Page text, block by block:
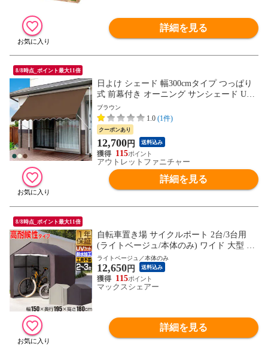
詳細を見る
8/8時点_ポイント最大11倍
日よけ シェード 幅300cmタイプ つっぱり
式 前幕付き オーニング サンシェード UV
カット スクリーン ブラインド 屋外 目隠し
窓 オーニングテント 夏 紫外線 節電 自宅
熱中症対策 エクステリア
ブラウン
1.0 (1件)
クーポンあり
12,700円 送料込み
115
アウトレットファニチャー
詳細を見る
8/8時点_ポイント最大11倍
自転車置き場 サイクルポート 2台/3台用
(ライトベージュ/本体のみ) ワイド 大型 UV
カット 耐候 防水 耐水 420D カバー 雨除け
屋外 駐輪場 バイク 自転車 収納庫 屋根 サ
イクルガレージ サイクルハウス テント 家
庭用 保管 ガレージ 三角屋根 おしゃれ DIY
ライトベージュ／本体のみ
12,650円 送料込み
115
マックスシェアー
詳細を見る